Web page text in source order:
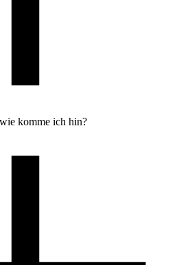
komme ich hin?